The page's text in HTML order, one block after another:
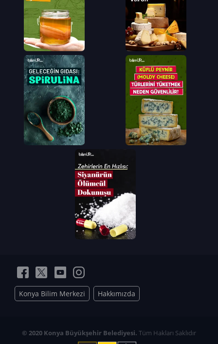
Konya Bilim Merkezi Hakkımızda
© 2020 Konya Büyükşehir Belediyesi. Tüm Hakları Saklıdır